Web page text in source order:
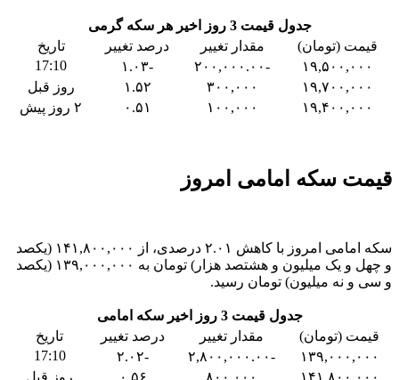
جدول قیمت 3 روز اخیر هر سکه گرمی
قیمت (تومان)
مقدار تغییر درصد تغییر
تاریخ
۱۹,۵۰۰,۰۰۰
-۲۰۰,۰۰۰.۰۰ -۱.۰۳
17:10
۱۹,۷۰۰,۰۰۰
۳۰۰,۰۰۰ ۱.۵۲
روز قبل
۱۹,۴۰۰,۰۰۰
۱۰۰,۰۰۰ ۰.۵۱ ۲ روز پیش
قیمت سکه امامی امروز
سکه امامی امروز با کاهش ۲.۰۱ درصدی، از ۱۴۱,۸۰۰,۰۰۰ (یکصد
و چهل و یک میلیون و هشتصد هزار) تومان به ۱۳۹,۰۰۰,۰۰۰ (یکصد
و سی و نه میلیون) تومان رسید.
جدول قیمت 3 روز اخیر سکه امامی
قیمت (تومان)
مقدار تغییر درصد تغییر
تاریخ
۱۳۹,۰۰۰,۰۰۰
-۲,۸۰۰,۰۰۰.۰۰ -۲.۰۲
17:10
۱۴۱,۸۰۰,۰۰۰
۸۰۰,۰۰۰ ۰.۵۶ روز قبل